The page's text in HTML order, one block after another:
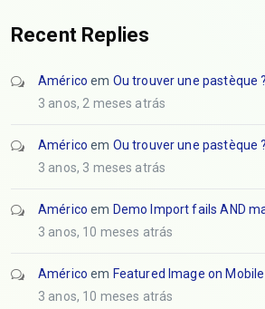
Recent Replies
Américo em Ou trouver une pastèque ?
3 anos, 2 meses atrás
Américo em Ou trouver une pastèque ?
3 anos, 3 meses atrás
Américo em Demo Import fails AND
3 anos, 10 meses atrás
Américo em Featured Image on Mobile
3 anos, 10 meses atrás